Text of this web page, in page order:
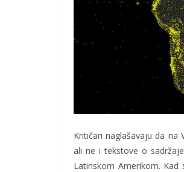
Kritičari naglašavaju da na
ali ne i tekstove o
Latinskom Amerikom.